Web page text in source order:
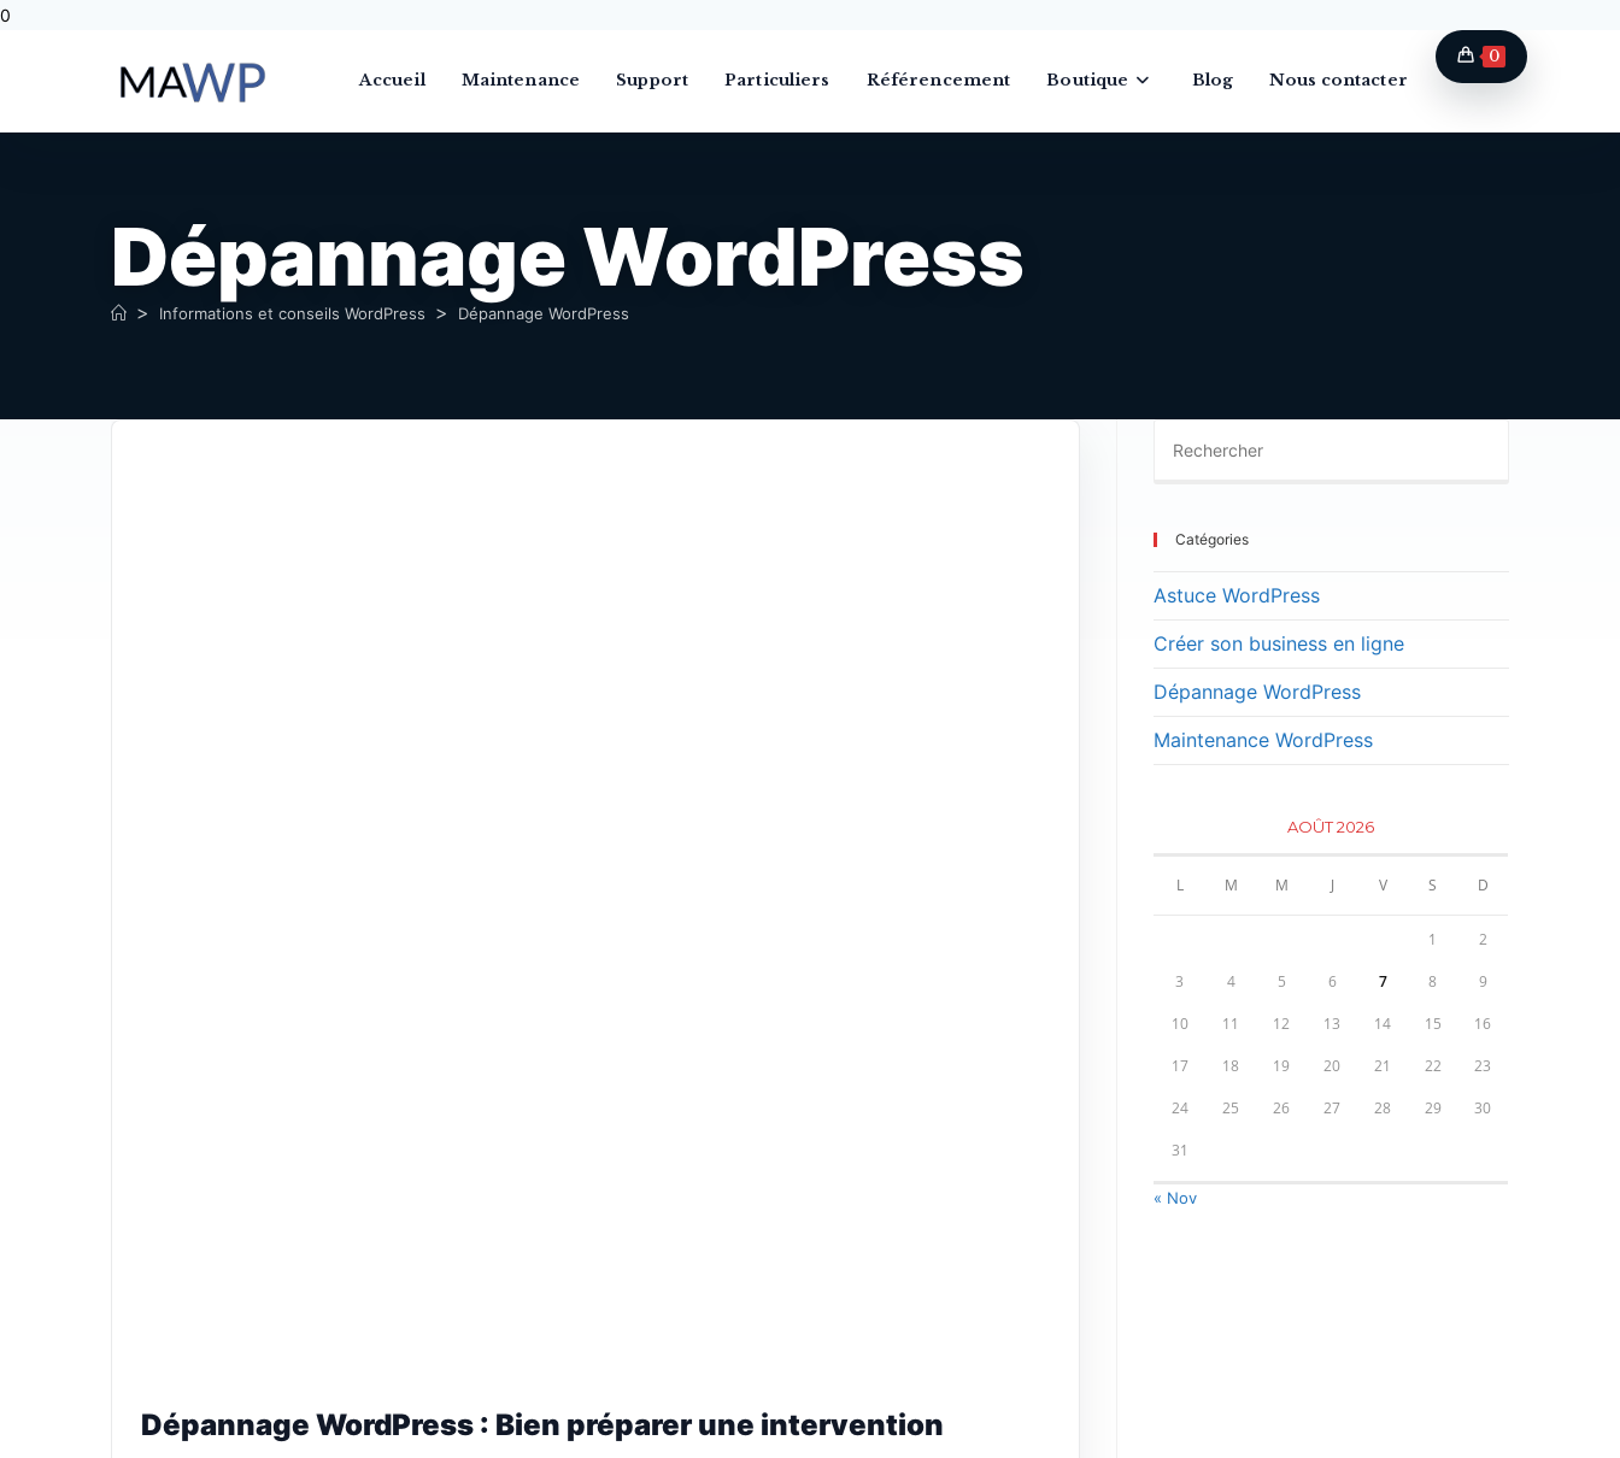
0
Accueil Maintenance Support Particuliers Référencement Boutique Blog Nous contacter
0
Dépannage WordPress
> Informations et conseils WordPress > Dépannage WordPress
Dépannage WordPress : Bien préparer une intervention
Catégories
Astuce WordPress
Créer son business en ligne
Dépannage WordPress
Maintenance WordPress
AOÛT 2026
L M M J V S D
1 2
3 4 5 6 7 8 9
10 11 12 13 14 15 16
17 18 19 20 21 22 23
24 25 26 27 28 29 30
31
« Nov